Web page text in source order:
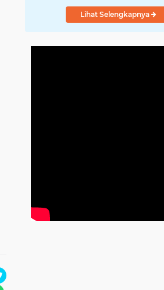
Kepemimpinan
Harmonis "TurunLihat Selengkapnya